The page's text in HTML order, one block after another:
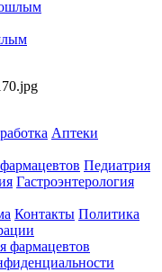
Аптеки
Педиатрия
Гастроэнтерология
Контакты Политика
фармацевтов